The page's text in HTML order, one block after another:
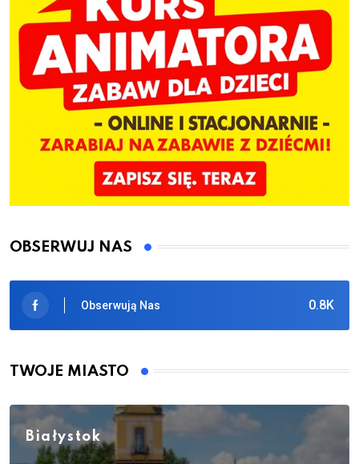
OBSERWUJ NAS
0.8K
Obserwują Nas
TWOJE MIASTO
Białystok